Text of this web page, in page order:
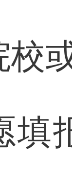
或
报